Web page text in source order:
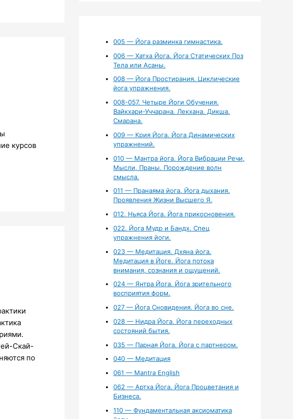
курсов
Скай-
по
005 — Йога разминка гимнастика.
006 — Хатха Йога. Йога Статических Поз
Тела или Асаны.
008 — Йога Простирания. Циклические
йога упражнения.
008-057. Четыре Йоги Обучения.
Вайкхари-Уччарана. Лекхана. Дикша.
Смарана.
009 — Крия Йога. Йога Динамических
упражнений.
010 — Мантра йога. Йога Вибрации Речи,
Мысли, Праны. Порождение волн
смысла.
011 — Пранаяма йога. Йога дыхания.
Проявления Жизни Высшего Я.
012. Ньяса Йога. Йога прикосновения.
022. Йога Мудр и Бандх. Спец
упражнения йоги.
023 — Медитация. Дхяна йога.
Медитация в Йоге. Йога потока
внимания, сознания и ощущений.
024 — Янтра Йога. Йога зрительного
восприятия форм.
027 — Йога Сновидения. Йога во сне.
028 — Нидра Йога. Йога переходных
состояний бытия.
035 — Парная Йога. Йога с партнером.
040 — Медитация
061 — Mantra English
062 — Артха Йога. Йога Процветания и
Бизнеса.
110 — Фундаментальная аксиоматика